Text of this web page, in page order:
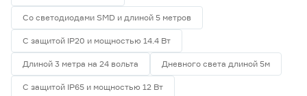
Со светодиодами SMD и длиной 5 метров
С защитой IP20 и мощностью 14.4 Вт
Длиной 3 метра на 24 вольта Дневного света длиной 5м
С защитой IP65 и мощностью 12 Вт